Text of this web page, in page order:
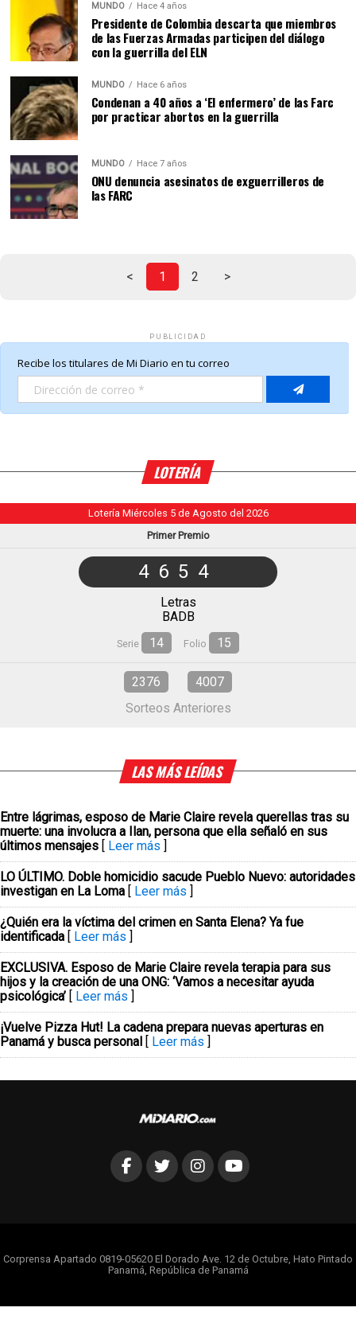
MUNDO Hace 4 años
Presidente de Colombia descarta que miembros
de las Fuerzas Armadas participen del diálogo
con la guerrilla del ELN
MUNDO Hace 6 años
Condenan a 40 años a ‘El enfermero’ de las Farc
por practicar abortos en la guerrilla
MUNDO Hace 7 años
ONU denuncia asesinatos de exguerrilleros de
las FARC
< 1 2 >
PUBLICIDAD
LOTERÍA
Lotería Miércoles 5 de Agosto del 2026
Primer Premio
4654
Letras
BADB
Serie 14 Folio 15
2376
4007
Sorteos Anteriores
LAS MÁS LEÍDAS
Entre lágrimas, esposo de Marie Claire revela querellas tras su
muerte: una involucra a Ilan, persona que ella señaló en sus
últimos mensajes [ Leer más ]
LO ÚLTIMO. Doble homicidio sacude Pueblo Nuevo: autoridades
investigan en La Loma [ Leer más ]
¿Quién era la víctima del crimen en Santa Elena? Ya fue
identificada [ Leer más ]
EXCLUSIVA. Esposo de Marie Claire revela terapia para sus
hijos y la creación de una ONG: ‘Vamos a necesitar ayuda
psicológica’ [ Leer más ]
¡Vuelve Pizza Hut! La cadena prepara nuevas aperturas en
Panamá y busca personal [ Leer más ]
Corprensa Apartado 0819-05620 El Dorado Ave. 12 de Octubre, Hato Pintado
Panamá, República de Panamá